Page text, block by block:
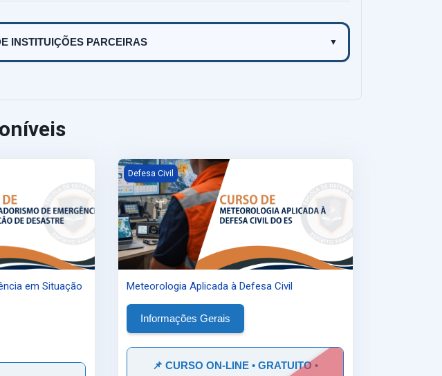
INSTITUIÇÕES PARCEIRAS ▼
em Situação de Desastre
em Situação
Meteorologia Aplicada à Defesa Civil
Defesa Civil
Meteorologia Aplicada à Defesa Civil
Informações Gerais
📌 CURSO ON-LINE • GRATUITO •